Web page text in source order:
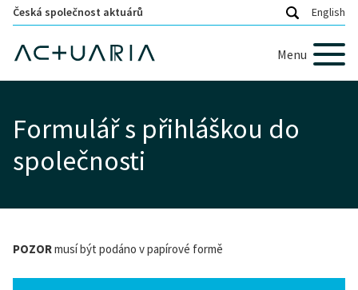
Česká společnost aktuárů English
Menu
Formulář s přihláškou do
společnosti
POZORmusí být podáno v papírové formě